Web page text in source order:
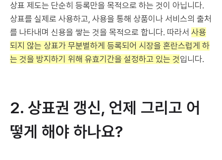
상표 제도는 단순히 등록만을 목적으로 하는 것이 아닙니다.
상표를 실제로 사용하고, 사용을 통해 상품이나 서비스의 출처
를 나타내며 신용을 쌓는 것을 목적으로 합니다. 따라서 사용
되지 않는 상표가 무분별하게 등록되어 시장을 혼란스럽게 하
는 것을 방지하기 위해 유효기간을 설정하고 있는 것입니다.
2. 상표권 갱신, 언제 그리고 어
떻게 해야 하나요?